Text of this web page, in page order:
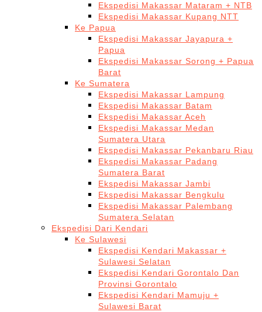
Ekspedisi Makassar Mataram + NTB
Ekspedisi Makassar Kupang NTT
Ke Papua
Ekspedisi Makassar Jayapura +
Papua
Ekspedisi Makassar Sorong + Papua
Barat
Ke Sumatera
Ekspedisi Makassar Lampung
Ekspedisi Makassar Batam
Ekspedisi Makassar Aceh
Ekspedisi Makassar Medan
Sumatera Utara
Ekspedisi Makassar Pekanbaru Riau
Ekspedisi Makassar Padang
Sumatera Barat
Ekspedisi Makassar Jambi
Ekspedisi Makassar Bengkulu
Ekspedisi Makassar Palembang
Sumatera Selatan
Ekspedisi Dari Kendari
Ke Sulawesi
Ekspedisi Kendari Makassar +
Sulawesi Selatan
Ekspedisi Kendari Gorontalo Dan
Provinsi Gorontalo
Ekspedisi Kendari Mamuju +
Sulawesi Barat